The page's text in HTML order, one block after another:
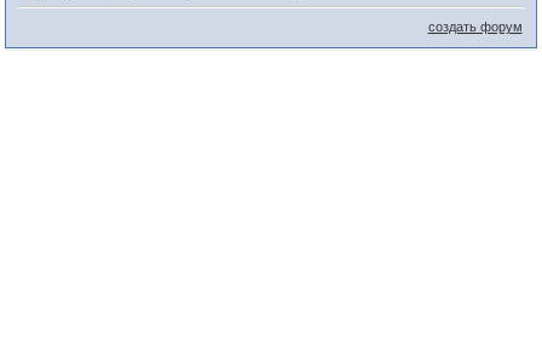
создать форум